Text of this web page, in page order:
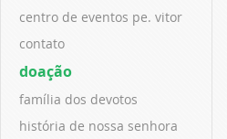
centro de eventos pe. vitor
contato
doação
família dos devotos
história de nossa senhora